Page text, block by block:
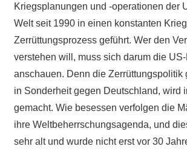
Kriegsplanungen und -operationen der
Welt seit 1990 in einen konstanten
Zerrüttungsprozess geführt. Wer den
verstehen will, muss sich darum die
anschauen. Denn die Zerrüttungspolitik
in Sonderheit gegen Deutschland, wird
gemacht. Wie besessen verfolgen die
ihre Weltbeherrschungsagenda, und
sehr alt und wurde nicht erst vor 30